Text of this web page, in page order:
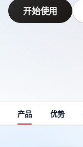
开始使用
产品 优势